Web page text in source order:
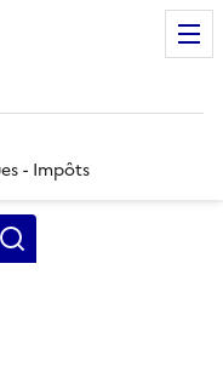
- Impôts
mots clés, partie du